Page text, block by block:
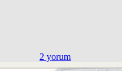
2 yorum